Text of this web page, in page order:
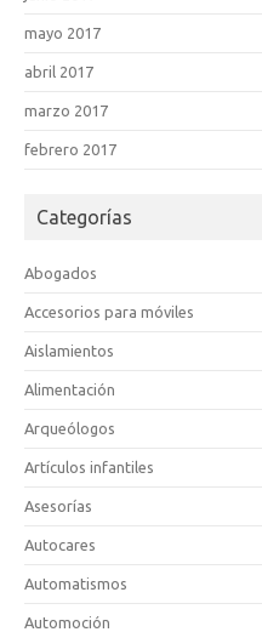
mayo 2017
abril 2017
marzo 2017
febrero 2017
Categorías
Abogados
Accesorios para móviles
Aislamientos
Alimentación
Arqueólogos
Artículos infantiles
Asesorías
Autocares
Automatismos
Automoción